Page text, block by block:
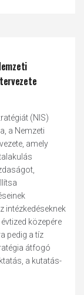
(NIS)
a Nemzeti
amely
intézkedéseknek
közepére
pedig a tíz
átfogó
a kutatás-